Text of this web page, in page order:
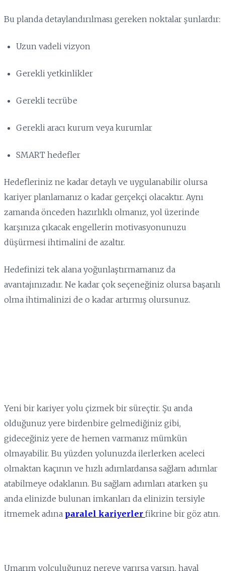
Bu planda detaylandırılması gereken noktalar şunlardır:
Uzun vadeli vizyon
Gerekli yetkinlikler
Gerekli tecrübe
Gerekli aracı kurum veya kurumlar
SMART hedefler
Hedefleriniz ne kadar detaylı ve uygulanabilir olursa
kariyer planlamanız o kadar gerçekçi olacaktır. Aynı
zamanda önceden hazırlıklı olmanız, yol üzerinde
karşınıza çıkacak engellerin motivasyonunuzu
düşürmesi ihtimalini de azaltır.
Hedefinizi tek alana yoğunlaştırmamanız da
avantajınızadır. Ne kadar çok seçeneğiniz olursa başarılı
olma ihtimalinizi de o kadar artırmış olursunuz.
Yeni bir kariyer yolu çizmek bir süreçtir. Şu anda
olduğunuz yere birdenbire gelmediğiniz gibi,
gideceğiniz yere de hemen varmanız mümkün
olmayabilir. Bu yüzden yolunuzda ilerlerken aceleci
olmaktan kaçının ve hızlı adımlardansa sağlam adımlar
atabilmeye odaklanın. Bu sağlam adımları atarken şu
anda elinizde bulunan imkanları da elinizin tersiyle
itmemek adına paralel kariyerler fikrine bir göz atın.
Umarım yolculuğunuz nereye varırsa varsın, hayal